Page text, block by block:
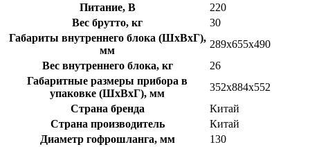
Питание, В
220
Вес брутто, кг
30
Габариты внутреннего блока (ШхВхГ),
мм
289x655x490
Вес внутреннего блока, кг
26
Габаритные размеры прибора в
упаковке (ШхВхГ), мм
352x884x552
Страна бренда
Китай
Страна производитель
Китай
Диаметр гофрошланга, мм
130